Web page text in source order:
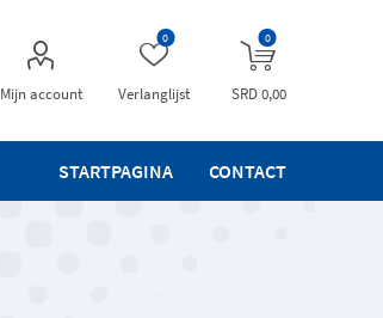
Mijn account Verlanglijst
0 0
SRD 0,00
STARTPAGINA CONTACT